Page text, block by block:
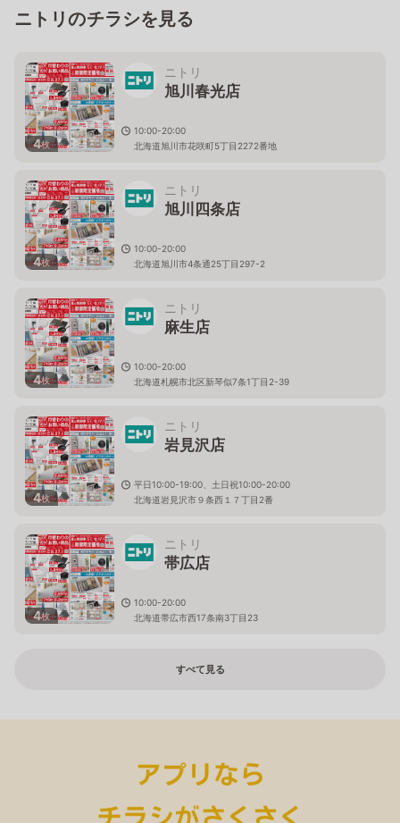
ニトリのチラシを見る
4枚
ニトリ
旭川春光店
10:00-20:00
北海道旭川市花咲町5丁目2272番地
4枚
ニトリ
旭川四条店
10:00-20:00
北海道旭川市4条通25丁目297-2
4枚
ニトリ
麻生店
10:00-20:00
北海道札幌市北区新琴似7条1丁目2-39
4枚
ニトリ
岩見沢店
平日10:00-19:00、土日祝10:00-20:00
北海道岩見沢市９条西１７丁目2番
4枚
ニトリ
帯広店
10:00-20:00
北海道帯広市西17条南3丁目23
すべて見る